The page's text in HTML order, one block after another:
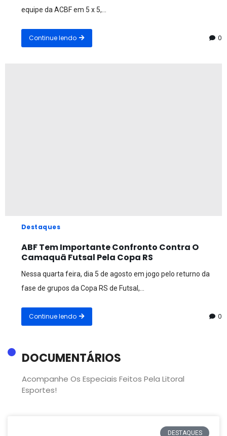
equipe da ACBF em 5 x 5,...
Continue lendo 0
Destaques
ABF Tem Importante Confronto Contra O
Camaquã Futsal Pela Copa RS
Nessa quarta feira, dia 5 de agosto em jogo pelo returno da
fase de grupos da Copa RS de Futsal,...
Continue lendo 0
DOCUMENTÁRIOS
Acompanhe Os Especiais Feitos Pela Litoral
Esportes!
DESTAQUES